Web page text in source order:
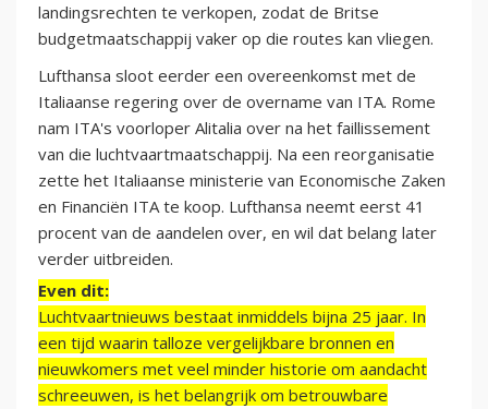
landingsrechten te verkopen, zodat de Britse
budgetmaatschappij vaker op die routes kan vliegen.
Lufthansa sloot eerder een overeenkomst met de
Italiaanse regering over de overname van ITA. Rome
nam ITA's voorloper Alitalia over na het faillissement
van die luchtvaartmaatschappij. Na een reorganisatie
zette het Italiaanse ministerie van Economische Zaken
en Financiën ITA te koop. Lufthansa neemt eerst 41
procent van de aandelen over, en wil dat belang later
verder uitbreiden.
Even dit:
Luchtvaartnieuws bestaat inmiddels bijna 25 jaar. In
een tijd waarin talloze vergelijkbare bronnen en
nieuwkomers met veel minder historie om aandacht
schreeuwen, is het belangrijk om betrouwbare